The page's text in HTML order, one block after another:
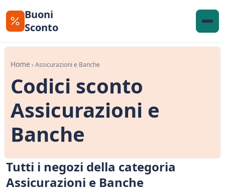
Buoni
Sconto
Home› Assicurazioni e Banche
Codici sconto
Assicurazioni e
Banche
Tutti i negozi della categoria
Assicurazioni e Banche